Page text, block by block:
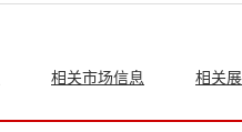
相关市场信息 相关